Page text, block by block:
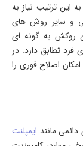
این ترتیب نیاز به
و سایر روش های
روکش به گونه ای
تطابق دارد. در
اصلاح فوری را
مانند ایمپلنت